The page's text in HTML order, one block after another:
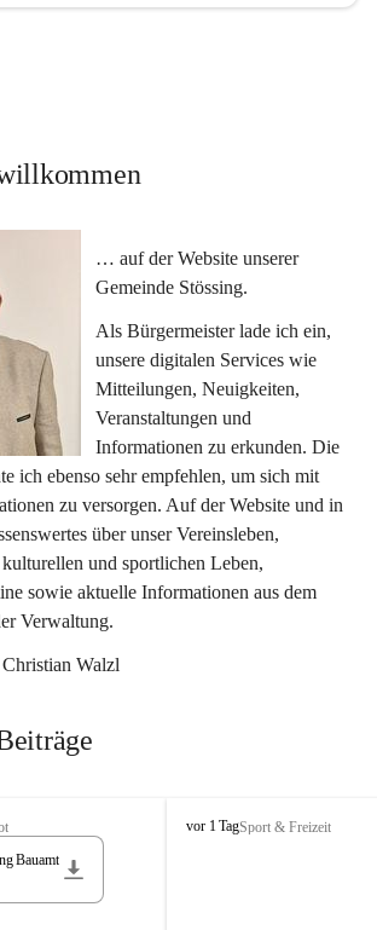
… auf der Website unserer
Gemeinde Stössing.
Als Bürgermeister lade ich ein,
unsere digitalen Services wie
Mitteilungen, Neuigkeiten,
Veranstaltungen und
Informationen zu erkunden. Die
ich ebenso sehr empfehlen, um sich mit
zu versorgen. Auf der Website und in
über unser Vereinsleben,
und sportlichen Leben,
sowie aktuelle Informationen aus dem
Verwaltung.
Walzl
Bauamt
S
vor 1 TagSport & Freizeit